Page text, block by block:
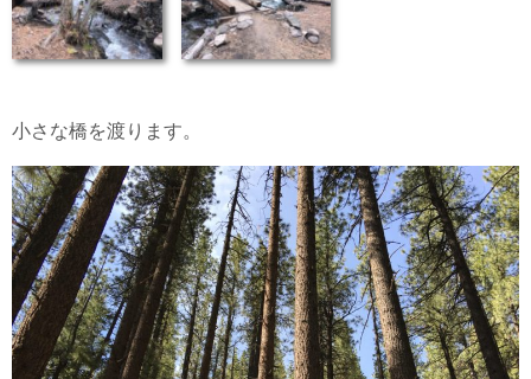
小さな橋を渡ります。